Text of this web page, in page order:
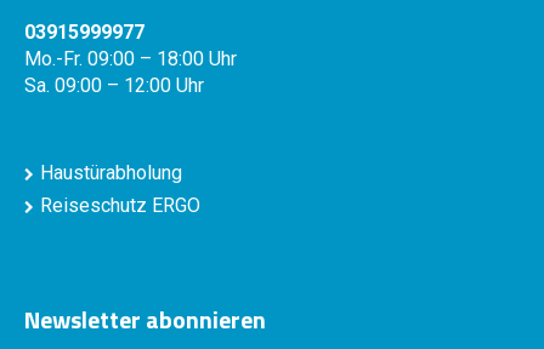
03915999977
Mo.-Fr. 09:00 – 18:00 Uhr
Sa. 09:00 – 12:00 Uhr
Haustürabholung
Reiseschutz ERGO
Newsletter abonnieren